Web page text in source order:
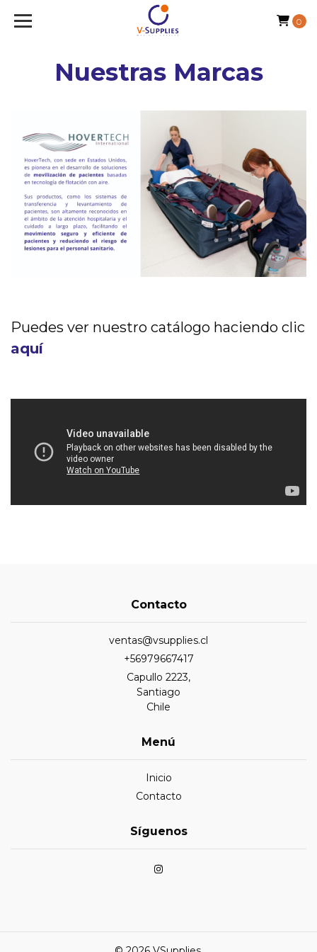
0
Nuestras Marcas
Puedes ver nuestro catálogo haciendo clic
aquí
Contacto
ventas@vsupplies.cl
+56979667417
Capullo 2223,
Santiago
Chile
Menú
Inicio
Contacto
Síguenos